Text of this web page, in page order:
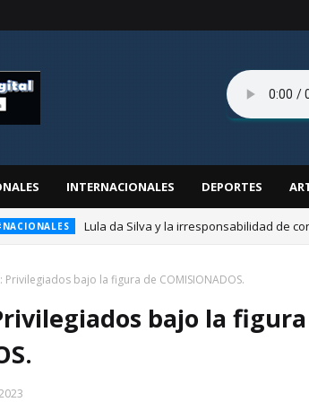
INTERNACIONALES DEPORTES
Lula da Silva y la irresponsabilidad de
Privilegiados bajo la figura de COMISIONADOS.
bajo la